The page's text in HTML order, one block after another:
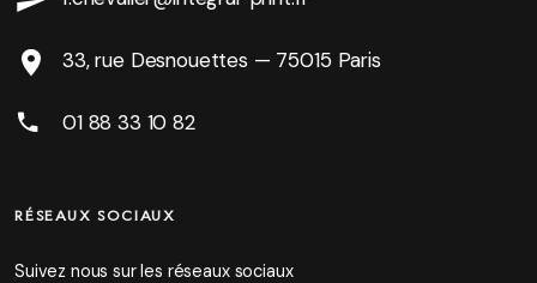
33, rue Desnouettes — 75015 Paris
01 88 33 10 82
RÉSEAUX SOCIAUX
Suivez nous sur les réseaux sociaux